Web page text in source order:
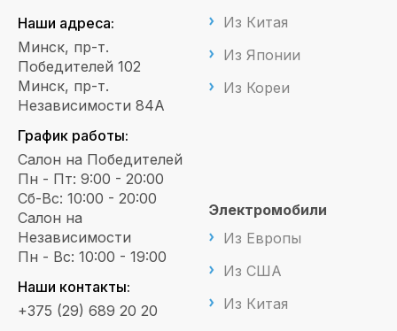
Наши адреса:
Минск, пр-т.
Победителей 102
Минск, пр-т.
Независимости 84А
График работы:
Салон на Победителей
Пн - Пт: 9:00 - 20:00
Сб-Вс: 10:00 - 20:00
Салон на
Независимости
Пн - Вс: 10:00 - 19:00
Наши контакты:
+375 (29) 689 20 20
Из Китая
Из Японии
Из Кореи
Электромобили
Из Европы
Из США
Из Китая